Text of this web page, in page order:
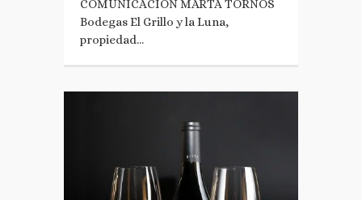
COMUNICACIÓN MARTA TORNOS
Bodegas El Grillo y la Luna,
propiedad…